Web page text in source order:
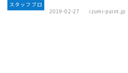
スタッフブロ
2019-02-27 izumi-paint.jp